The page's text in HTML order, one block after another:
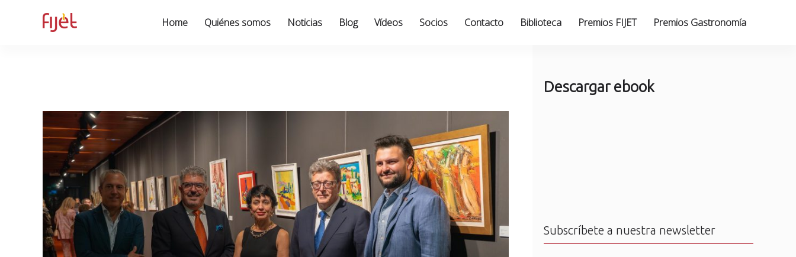
Home Quiénes somos Noticias Blog Vídeos Socios Contacto Biblioteca Premios FIJET Premios Gastronomía
Descargar ebook
Subscríbete a nuestra newsletter